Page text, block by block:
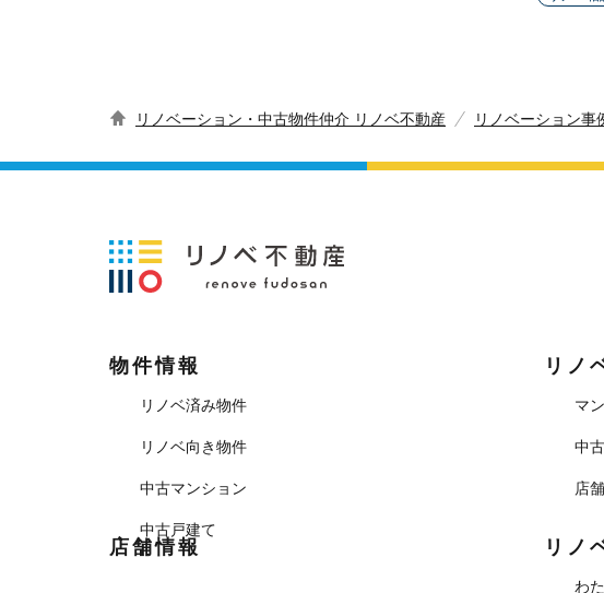
リノベーション・中古物件仲介 リノベ不動産 リノベーション事
物件情報
リノベ済み物件
リノベ向き物件
中古マンション
中古戸建て
リノ
マ
中
店
店舗情報 リノ
わ